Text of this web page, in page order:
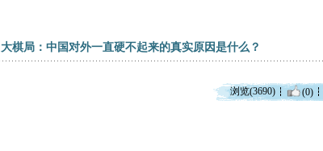
大棋局：中国对外一直硬不起来的真实原因是什么？
浏览(3690) (0)